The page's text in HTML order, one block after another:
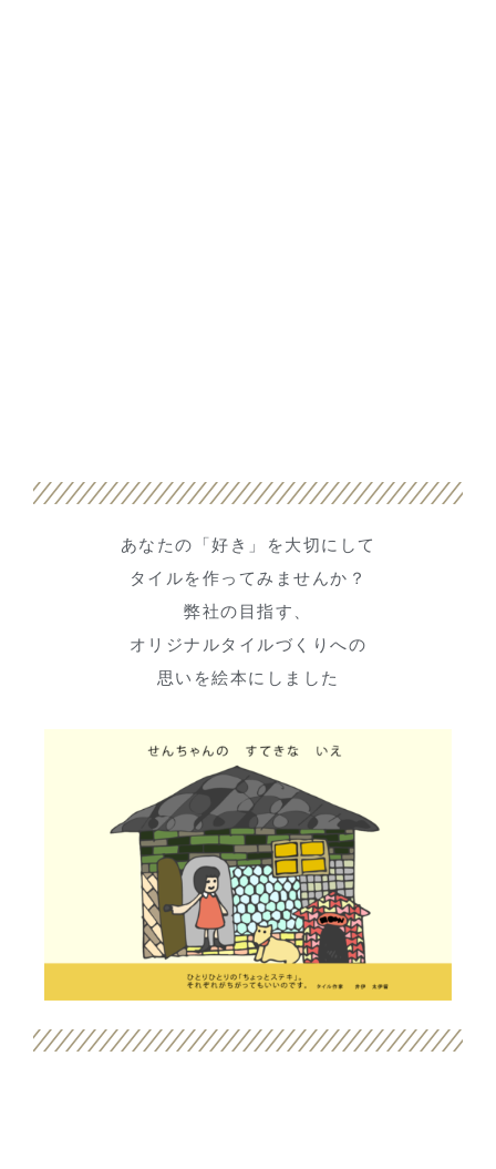
あなたの「好き」を大切にして
タイルを作ってみませんか？
弊社の目指す、
オリジナルタイルづくりへの
思いを絵本にしました